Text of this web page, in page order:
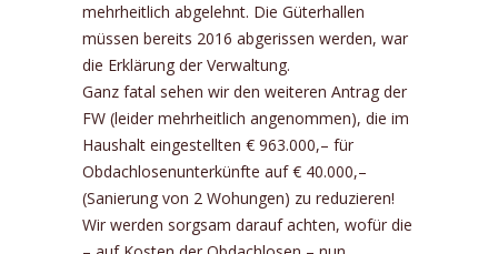
mehrheitlich abgelehnt. Die Güterhallen
müssen bereits 2016 abgerissen werden, war
die Erklärung der Verwaltung.
Ganz fatal sehen wir den weiteren Antrag der
FW (leider mehrheitlich angenommen), die im
Haushalt eingestellten € 963.000,– für
Obdachlosenunterkünfte auf € 40.000,–
(Sanierung von 2 Wohungen) zu reduzieren!
Wir werden sorgsam darauf achten, wofür die